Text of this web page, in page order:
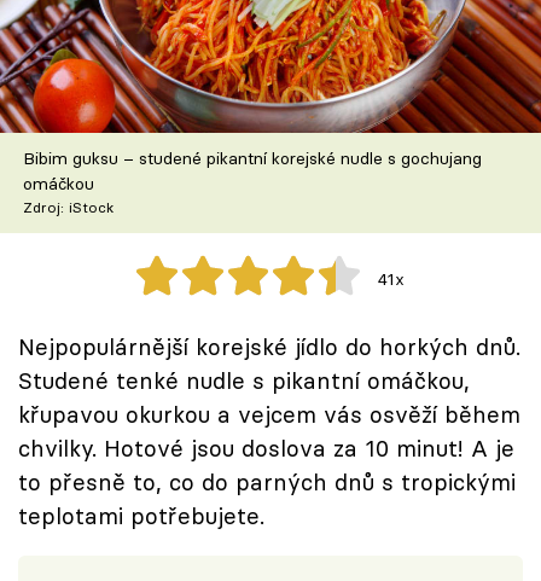
Škola vaření
Recepty z TV
Speciál: Cuketa
Těhotnej kuchař
Sledujte prima+
Přihlášení
Sledujte nás
Bibim guksu – studené pikantní korejské nudle s gochujang
omáčkou
Zdroj: iStock
41x
Nejpopulárnější korejské jídlo do horkých dnů.
Studené tenké nudle s pikantní omáčkou,
křupavou okurkou a vejcem vás osvěží během
chvilky. Hotové jsou doslova za 10 minut! A je
to přesně to, co do parných dnů s tropickými
teplotami potřebujete.